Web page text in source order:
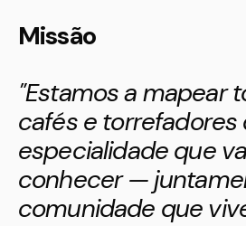
Missão
"Estamos a mapear
cafés e torrefadores
especialidade que
conhecer —
comunidade que